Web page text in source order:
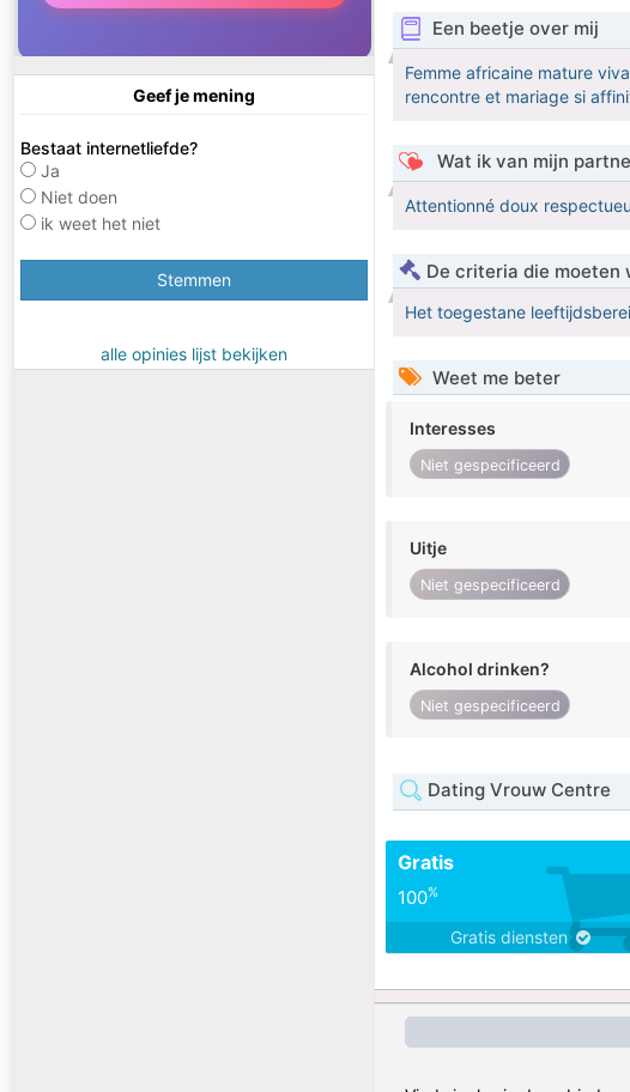
Geef je mening
Bestaat internetliefde?
Ja
Niet doen
ik weet het niet
Stemmen
alle opinies lijst bekijken
Een beetje over mij
Femme africaine mature
rencontre et mariage si
Wat ik van mijn
Attentionné doux
De criteria die moeten
Het toegestane
Weet me beter
Interesses
Niet gespecificeerd
Uitje
Niet gespecificeerd
Alcohol drinken?
Niet gespecificeerd
Dating Vrouw Centre
Gratis
100%
Gratis diensten